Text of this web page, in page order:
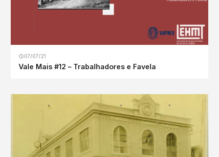
07/07/21
Vale Mais #12 – Trabalhadores e Favela